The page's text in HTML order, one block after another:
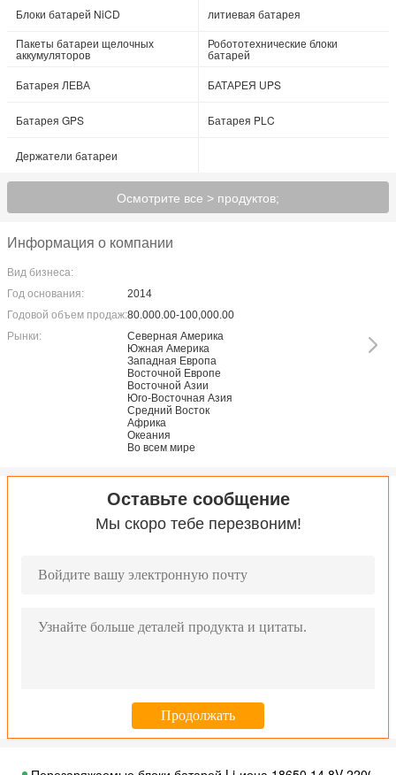
Блоки батарей NiCD
литиевая батарея
Пакеты батареи щелочных
аккумуляторов
Робототехнические блоки
батарей
Батарея ЛЕВА
БАТАРЕЯ UPS
Батарея GPS Батарея PLC
Держатели батареи
Осмотрите все > продуктов;
Информация о компании
Вид бизнеса:
Год основания:
2014
Годовой объем продаж:80.000.00-100,000.00
Рынки:
Северная Америка
Южная Америка
Западная Европа
Восточной Европе
Восточной Азии
Юго-Восточная Азия
Средний Восток
Африка
Океания
Во всем мире
Оставьте сообщение
Мы скоро тебе перезвоним!
Высокомарочный блок батарей Li-иона 18650 11.1V 17Ah с